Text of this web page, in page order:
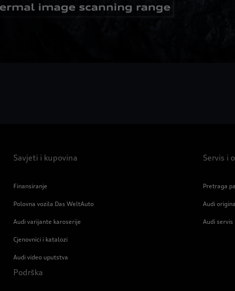
Savjeti i kupovina
Finansiranje
Polovna vozila Das WeltAuto
Audi varijante karoserije
Cjenovnici i katalozi
Audi video uputstva
Servis i
Pretraga
Audi
Audi servis
Podrška